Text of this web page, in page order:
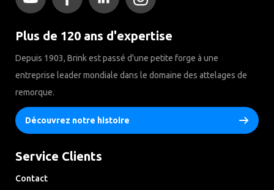
Plus de 120 ans d'expertise
Depuis 1903, Brink est passé d'une petite forge à une
entreprise leader mondiale dans le domaine des attelages de
remorque.
Découvrez notre histoire
Service Clients
Contact